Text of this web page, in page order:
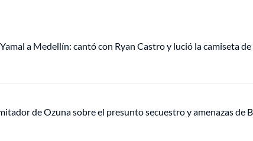
a Medellín: cantó con Ryan Castro y lució la camiseta
de Ozuna sobre el presunto secuestro y amenazas de